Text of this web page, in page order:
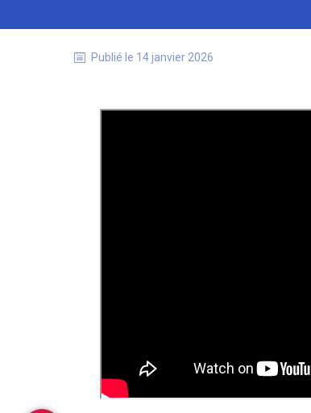
Publié le 14 janvier 2026